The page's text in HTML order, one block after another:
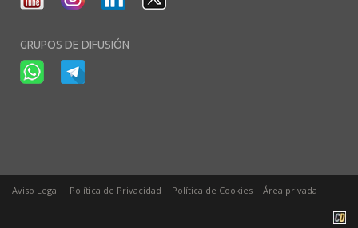
GRUPOS DE DIFUSIÓN
Aviso Legal Política de Privacidad Política de Cookies Área privada